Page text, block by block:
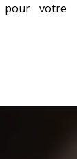
pour votre